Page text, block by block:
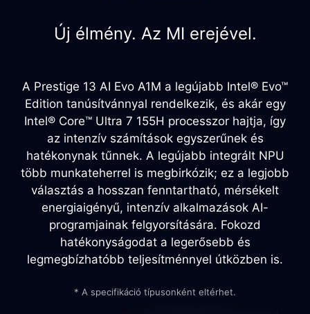
Új élmény. Az MI erejével.
A Prestige 13 AI Evo A1M a legújabb Intel® Evo™
Edition tanúsítvánnyal rendelkezik, és akár egy
Intel® Core™ Ultra 7 155H processzor hajtja, így
az intenzív számítások egyszerűnek és
hatékonynak tűnnek. A legújabb integrált NPU
több munkateherrel is megbirkózik; ez a legjobb
választás a hosszan fenntartható, mérsékelt
energiaigényű, intenzív alkalmazások AI-
programjainak felgyorsítására. Fokozd
hatékonyságodat a legerősebb és
legmegbízhatóbb teljesítménnyel útközben is.
* A specifikáció típusonként eltérhet.